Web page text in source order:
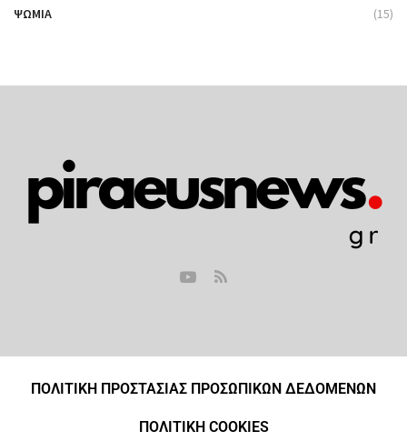
ΨΩΜΙΆ (15)
ΠΟΛΙΤΙΚΗ ΠΡΟΣΤΑΣΙΑΣ ΠΡΟΣΩΠΙΚΩΝ ΔΕΔΟΜΕΝΩΝ
ΠΟΛΙΤΙΚΗ COOKIES